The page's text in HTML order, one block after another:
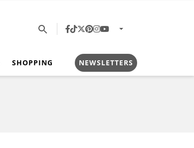
SHOPPING NEWSLETTERS